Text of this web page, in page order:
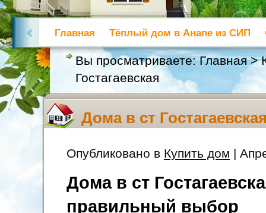
Главная Тёплый дом в Анапе из СИП
Вы просматриваете:Главная>
Гостагаевская
Дома в ст
Опубликовано в Купить дом |
Дома в ст
правильный выбор